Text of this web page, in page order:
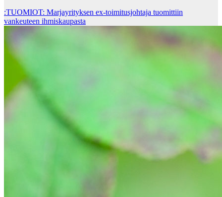
:TUOMIOT: Marjayrityksen ex-toimitusjohtaja tuomittiin
vankeuteen ihmiskaupasta